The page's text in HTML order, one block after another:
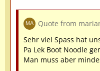
Quote from
Sehr viel Spass hat
Pa Lek Boot Noodle
Man muss aber